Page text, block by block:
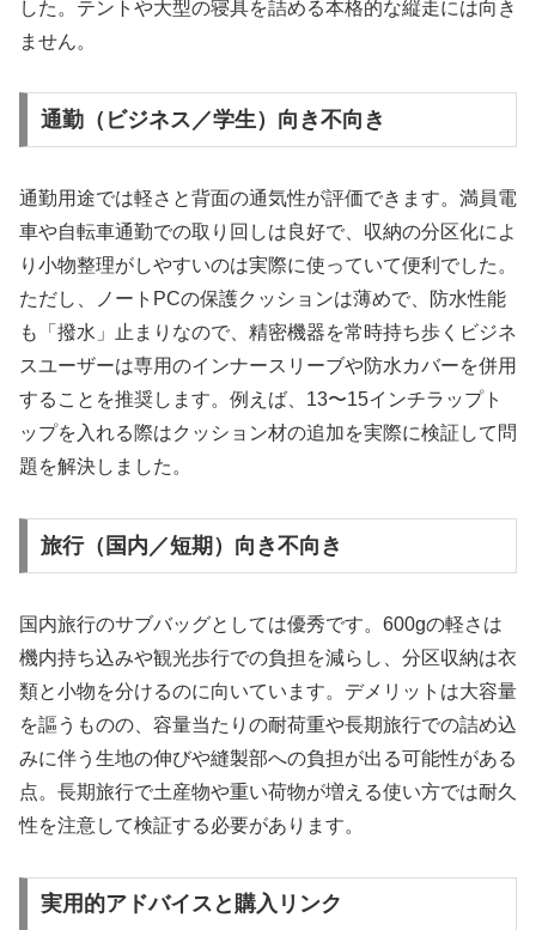
した。テントや大型の寝具を詰める本格的な縦走には向き
ません。
通勤（ビジネス／学生）向き不向き
通勤用途では軽さと背面の通気性が評価できます。満員電
車や自転車通勤での取り回しは良好で、収納の分区化によ
り小物整理がしやすいのは実際に使っていて便利でした。
ただし、ノートPCの保護クッションは薄めで、防水性能
も「撥水」止まりなので、精密機器を常時持ち歩くビジネ
スユーザーは専用のインナースリーブや防水カバーを併用
することを推奨します。例えば、13〜15インチラップト
ップを入れる際はクッション材の追加を実際に検証して問
題を解決しました。
旅行（国内／短期）向き不向き
国内旅行のサブバッグとしては優秀です。600gの軽さは
機内持ち込みや観光歩行での負担を減らし、分区収納は衣
類と小物を分けるのに向いています。デメリットは大容量
を謳うものの、容量当たりの耐荷重や長期旅行での詰め込
みに伴う生地の伸びや縫製部への負担が出る可能性がある
点。長期旅行で土産物や重い荷物が増える使い方では耐久
性を注意して検証する必要があります。
実用的アドバイスと購入リンク